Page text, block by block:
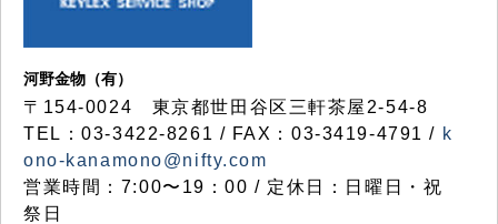
河野金物（有）
〒154-0024 東京都世田谷区三軒茶屋2-54-8
TEL：03-3422-8261 / FAX：03-3419-4791 / k
ono-kanamono@nifty.com
営業時間：7:00〜19：00 / 定休日：日曜日・祝
祭日